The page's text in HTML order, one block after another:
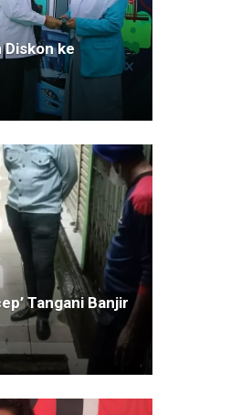
Diskon ke
Tangani Banjir